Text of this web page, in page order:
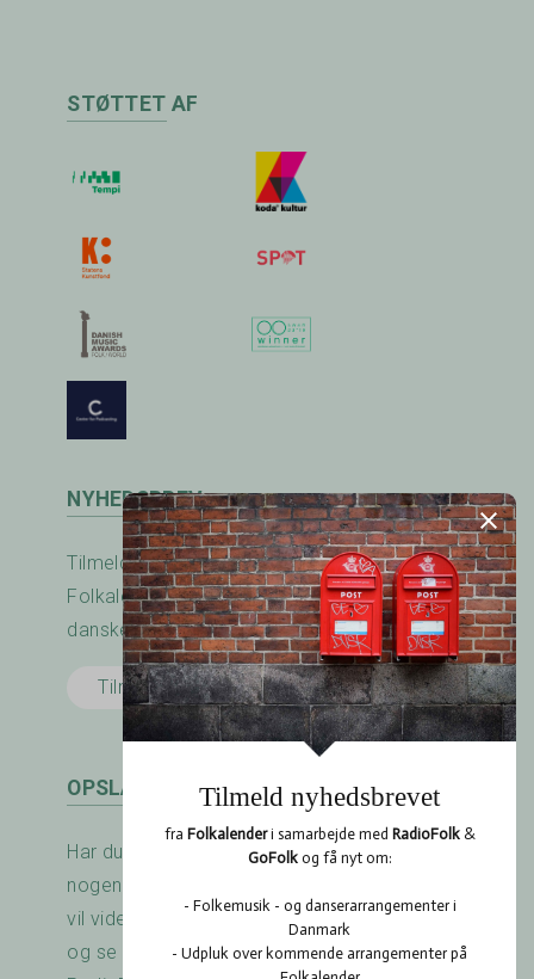
STØTTET AF
NYHEDSBREV
Tilmeld nyhedsbrevet fra RadioFolk.dk og
Folkalender.dk og modtag nyheder fra den
danske folkemusik - og dansescene.
Tilmeld her
OPSLAGSTAVLEN
Har du arrangeret en koncert? Savner du
nogen at spille med? Er der noget du gerne
vil vide? Brug RadioFolk.dk's Opslagstavle,
og se også hvad andre har gang i på